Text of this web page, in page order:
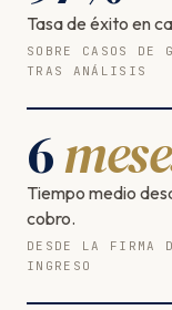
Tasa de éxito en
SOBRE CASOS DE
TRAS ANÁLISIS
6
Tiempo medio
cobro.
DESDE LA FIRMA
INGRESO